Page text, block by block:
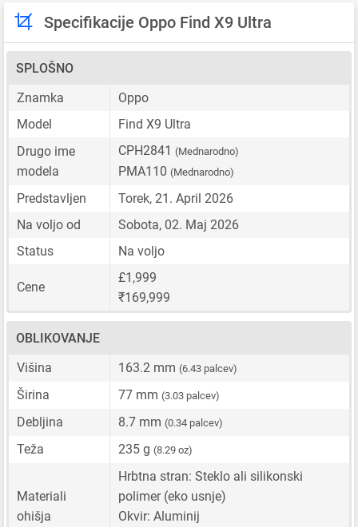
Specifikacije Oppo Find X9 Ultra
SPLOŠNO
Znamka
Oppo
Model
Find X9 Ultra
Drugo ime
modela
CPH2841 (Mednarodno)
PMA110 (Mednarodno)
Predstavljen
Torek, 21. April 2026
Na voljo od
Sobota, 02. Maj 2026
Status
Na voljo
Cene
£1,999
₹169,999
OBLIKOVANJE
Višina
163.2 mm (6.43 palcev)
Širina 77 mm (3.03 palcev)
Debljina 8.7 mm (0.34 palcev)
Teža 235 g (8.29 oz)
Materiali
ohišja
Hrbtna stran: Steklo ali silikonski
polimer (eko usnje)
Okvir: Aluminij